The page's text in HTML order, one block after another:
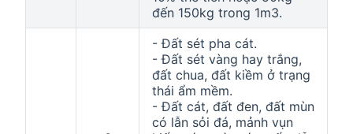
đến 150kg trong 1m3.
- Đất sét pha cát.
- Đất sét vàng hay trắng,
đất chua, đất kiềm ở trạng
thái ẩm mềm.
- Đất cát, đất đen, đất mùn
có lẫn sỏi đá, mảnh vụn